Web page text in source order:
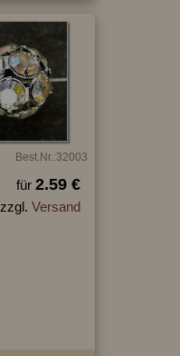
Best.Nr.:32003
für 2.59 €
zzgl. Versand